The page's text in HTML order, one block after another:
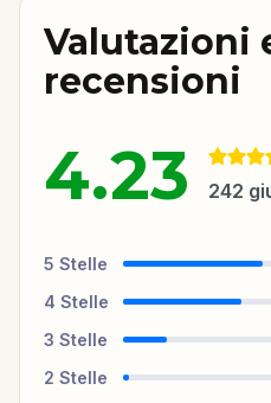
Valutazioni
recensioni
4.23 242
5 Stelle
4 Stelle
3 Stelle
2 Stelle